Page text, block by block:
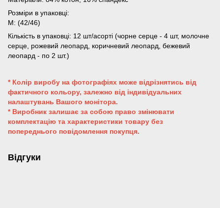
Розміри в упаковці:
M: (42/46)
Кількість в упаковці: 12 шт/асорті (чорне серце - 4 шт, молочне
серце, рожевий леопард, коричневий леопард, бежевий
леопард - по 2 шт.)
* Колір виробу на фотографіях може відрізнятись від
фактичного кольору, залежно від індивідуальних
налаштувань Вашого монітора.
* Виробник залишає за собою право змінювати
комплектацію та характеристики товару без
попереднього повідомлення покупця.
Відгуки